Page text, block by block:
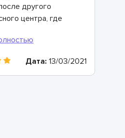
другого
центра, где
Здесь – совсем
дело: все
показали,
диагностику,
Дата: 13/03/2021